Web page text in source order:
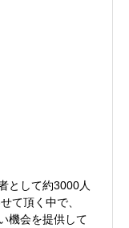
として約3000人
て頂く中で、
機会を提供して